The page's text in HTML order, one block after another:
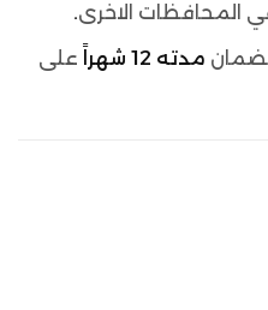
المحافظات الاخرى.
مدته 12 شهراً
على